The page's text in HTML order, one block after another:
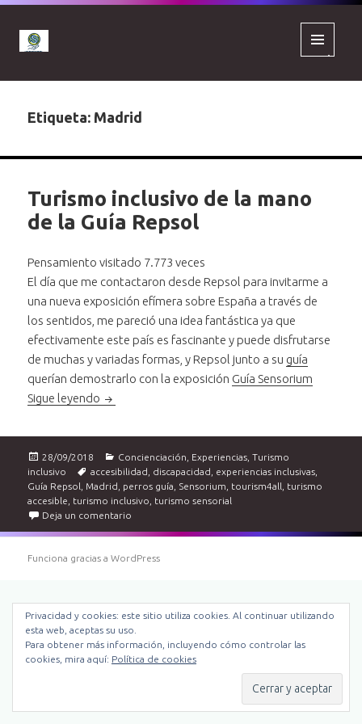
WIDGETS
Etiqueta: Madrid
Turismo inclusivo de la mano
de la Guía Repsol
Pensamiento visitado 7.773 veces
El día que me contactaron desde Repsol para invitarme a
una nueva exposición efímera sobre España a través de
los sentidos, me pareció una idea fantástica ya que
efectivamente este país es fascinante y puede disfrutarse
de muchas y variadas formas, y Repsol junto a su guía
querían demostrarlo con la exposición Guía Sensorium
Sigue leyendo Turismo inclusivo de la mano de la Guía Repsol
Publicado
el
28/09/2018 Categorías
Concienciación Experiencias ,Turismo
inclusivo
Etiquetas
accesibilidad discapacidad experiencias inclusivas
Guía Repsol
Madrid perros guía Sensorium tourism4all
turismo
accesible
turismo inclusivo
turismo sensorial
Deja un comentario
Funciona gracias a WordPress
Privacidad y cookies: este sitio utiliza cookies. Al continuar utilizando
esta web, aceptas su uso.
Para obtener más información, incluyendo cómo controlar las
cookies, mira aquí: Política de cookies